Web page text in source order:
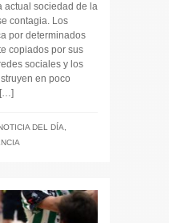
actual sociedad de la
contagia. Los
por determinados
copiados por sus
sociales y los
en poco
[…]
DEL DÍA,